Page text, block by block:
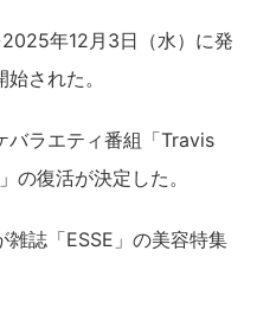
年12月3日（水）に発
された。
ラエティ番組「Travis
の復活が決定した。
誌「ESSE」の美容特集